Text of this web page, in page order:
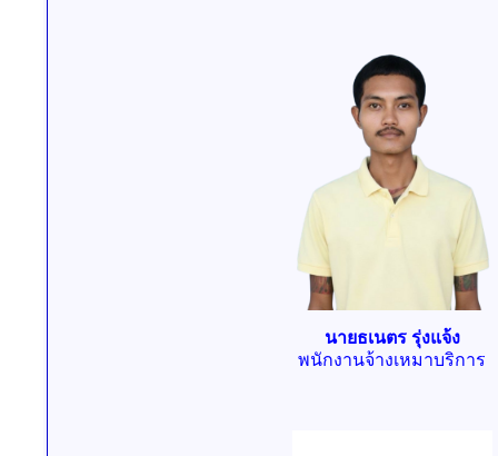
นายธเนตร รุ่งแจ้ง
พนักงานจ้างเหมาบริการ